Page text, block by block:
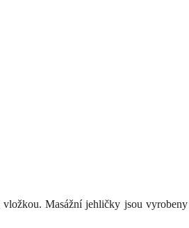
Masážní jehličky jsou